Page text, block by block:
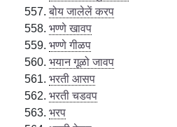
बोय जालेलें करप
भण्णे खावप
भण्णे गीळप
भयान गूळो जावप
भरती आसप
भरती चडवप
भरप